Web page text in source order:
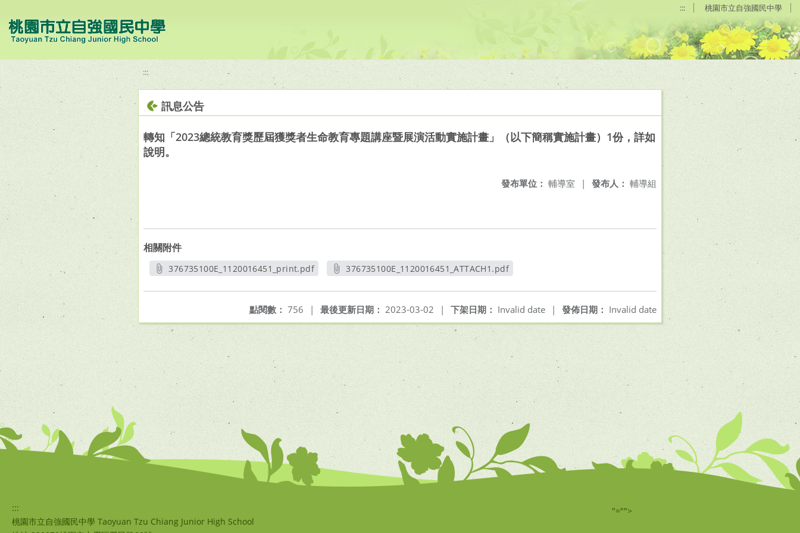
::: 桃園市立自強國民中學
:::
訊息公告
轉知「2023總統教育獎歷屆獲獎者生命教育專題講座暨展演活動實施計畫」（以下簡稱實施計畫）1份，詳如
說明。
發布人： 輔導組
發布單位： 輔導室 |
相關附件
376735100E_1120016451_print.pdf
376735100E_1120016451_ATTACH1.pdf
發佈日期： Invalid date
下架日期： Invalid date |
最後更新日期： 2023-03-02 |
點閱數： 756 |
:::
桃園市立自強國民中學 Taoyuan Tzu Chiang Junior High School
"="">